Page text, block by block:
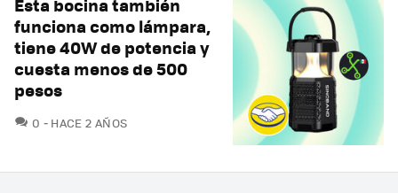
funciona como lámpara,
tiene 40W de potencia y
cuesta menos de 500
pesos
0 COMENTARIOS
HACE 2 AÑOS